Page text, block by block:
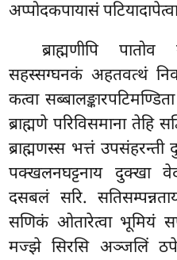
अप्पोदकपायासं
ब्राह्मणीपि
सहस्सग्घनकं अहतवत्थं
कत्वा सब्बालङ्कारपटिमण्डिता
ब्राह्मणेपरिविसमाना तेहि
ब्राह्मणस्स भत्तं उपसंहरन्ती
पक्खलनघट्टनाय दुक्खा
दसबलं सरि.
सणिकं ओतारेत्वा भूमियं
मज्झे सिरसि अञ्जलिं